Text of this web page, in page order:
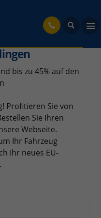
bis zu 45% auf den
Profitieren Sie von
Sie Ihren
Webseite.
Ihr Fahrzeug
Ihr neues EU-